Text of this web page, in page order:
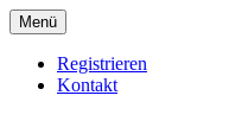
Menü
Registrieren
Kontakt